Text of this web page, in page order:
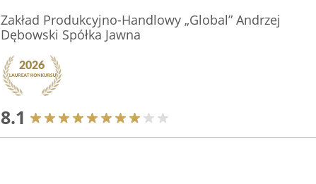
Zakład Produkcyjno-Handlowy „Global” Andrzej
Dębowski Spółka Jawna
8.1